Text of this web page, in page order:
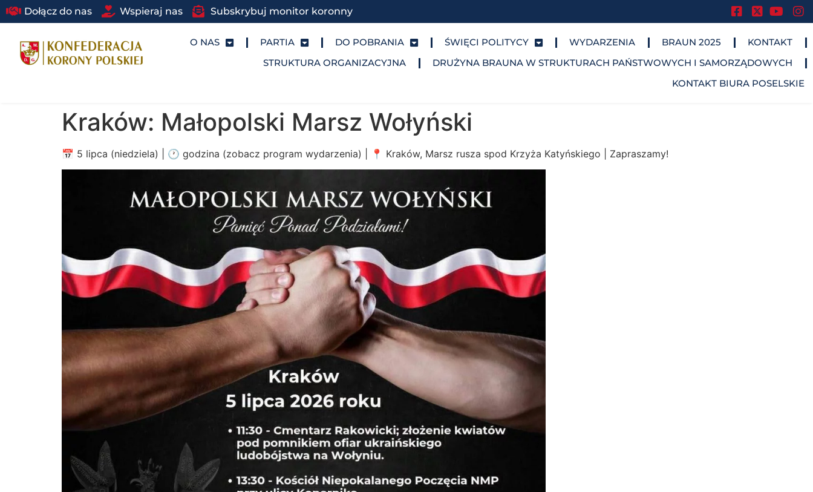
Dołącz do nas Wspieraj nas Subskrybuj monitor koronny
O NAS PARTIA DO POBRANIA ŚWIĘCI POLITYCY WYDARZENIA BRAUN 2025
KONTAKT
STRUKTURA ORGANIZACYJNA
DRUŻYNA BRAUNA W STRUKTURACH PAŃSTWOWYCH I SAMORZĄDOWYCH​
KONTAKT BIURA POSELSKIE
Kraków: Małopolski Marsz Wołyński
📅 5 lipca (niedziela) | 🕐 godzina (zobacz program wydarzenia) | 📍 Kraków, Marsz rusza spod Krzyża Katyńskiego | Zapraszamy!